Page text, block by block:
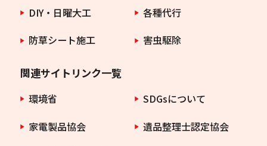
DIY・日曜大工
各種代行
防草シート施工
害虫駆除
関連サイトリンク一覧
環境省
SDGsについて
家電製品協会
遺品整理士認定協会